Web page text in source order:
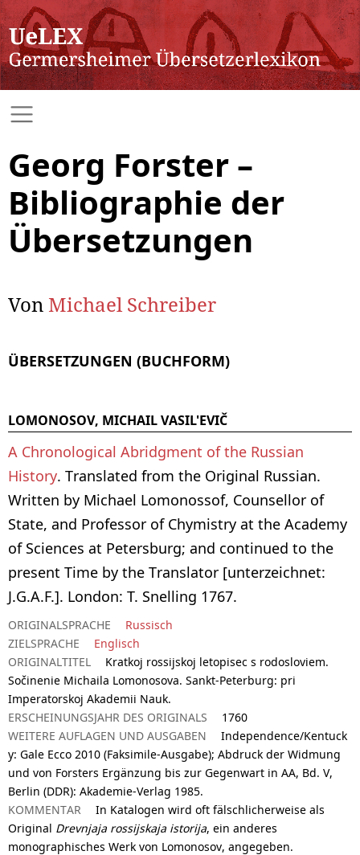
Georg Forster –
Bibliographie der
Übersetzungen
Von Michael Schreiber
ÜBERSETZUNGEN (BUCHFORM)
LOMONOSOV, MICHAIL VASIL'EVIČ
A Chronological Abridgment of the Russian
History. Translated from the Original Russian.
Written by Michael Lomonossof, Counsellor of
State, and Professor of Chymistry at the Academy
of Sciences at Petersburg; and continued to the
present Time by the Translator [unterzeichnet:
J.G.A.F.]. London: T. Snelling 1767.
ORIGINALSPRACHE
Russisch
ZIELSPRACHE
Englisch
ORIGINALTITEL
Kratkoj rossijskoj letopisec s rodosloviem.
Sočinenie Michaila Lomonosova. Sankt-Peterburg: pri
Imperatorskoj Akademii Nauk.
ERSCHEINUNGSJAHR DES ORIGINALS
1760
WEITERE AUFLAGEN UND AUSGABEN
Independence/Kentuck
y: Gale Ecco 2010 (Faksimile-Ausgabe); Abdruck der Widmung
und von Forsters Ergänzung bis zur Gegenwart in AA, Bd. V,
Berlin (DDR): Akademie-Verlag 1985.
KOMMENTAR
In Katalogen wird oft fälschlicherweise als
Original Drevnjaja rossijskaja istorija, ein anderes
monographisches Werk von Lomonosov, angegeben.